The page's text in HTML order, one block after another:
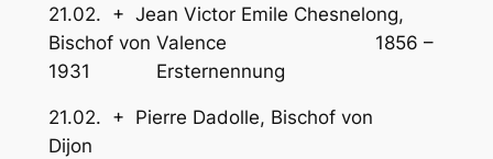
21.02. + Jean Victor Emile Chesnelong,
Bischof von Valence 1856 –
1931 Ersternennung
21.02. + Pierre Dadolle, Bischof von
Dijon